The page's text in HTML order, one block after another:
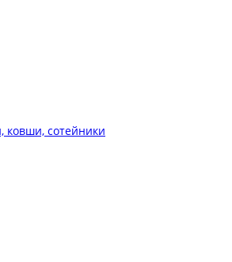
ковши, сотейники